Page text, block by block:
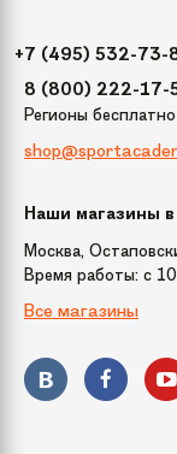
Тип игры
Игровое поле
Регулировка
высоты
Мяч
Штанги
+7 (495) 532-73-
8 (800) 222-17-
Регионы бесплатно
Наши магазины
Москва,
Время работы: c
Все магазины